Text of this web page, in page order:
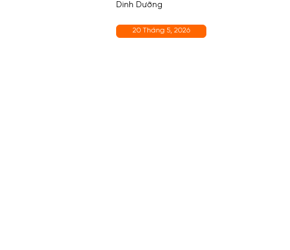
Dinh Dưỡng
20 Tháng 5, 2026